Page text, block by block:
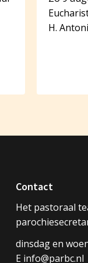
H.
Contact
Het pastoraal
dinsdag en
E info@parbc.nl